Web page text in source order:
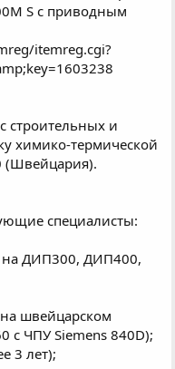
S с приводным
itemreg.cgi?
строительных и
химико-термической
(Швейцария).
специалисты:
на ДИП300, ДИП400,
на швейцарском
с ЧПУ Siemens 840D);
3 лет);